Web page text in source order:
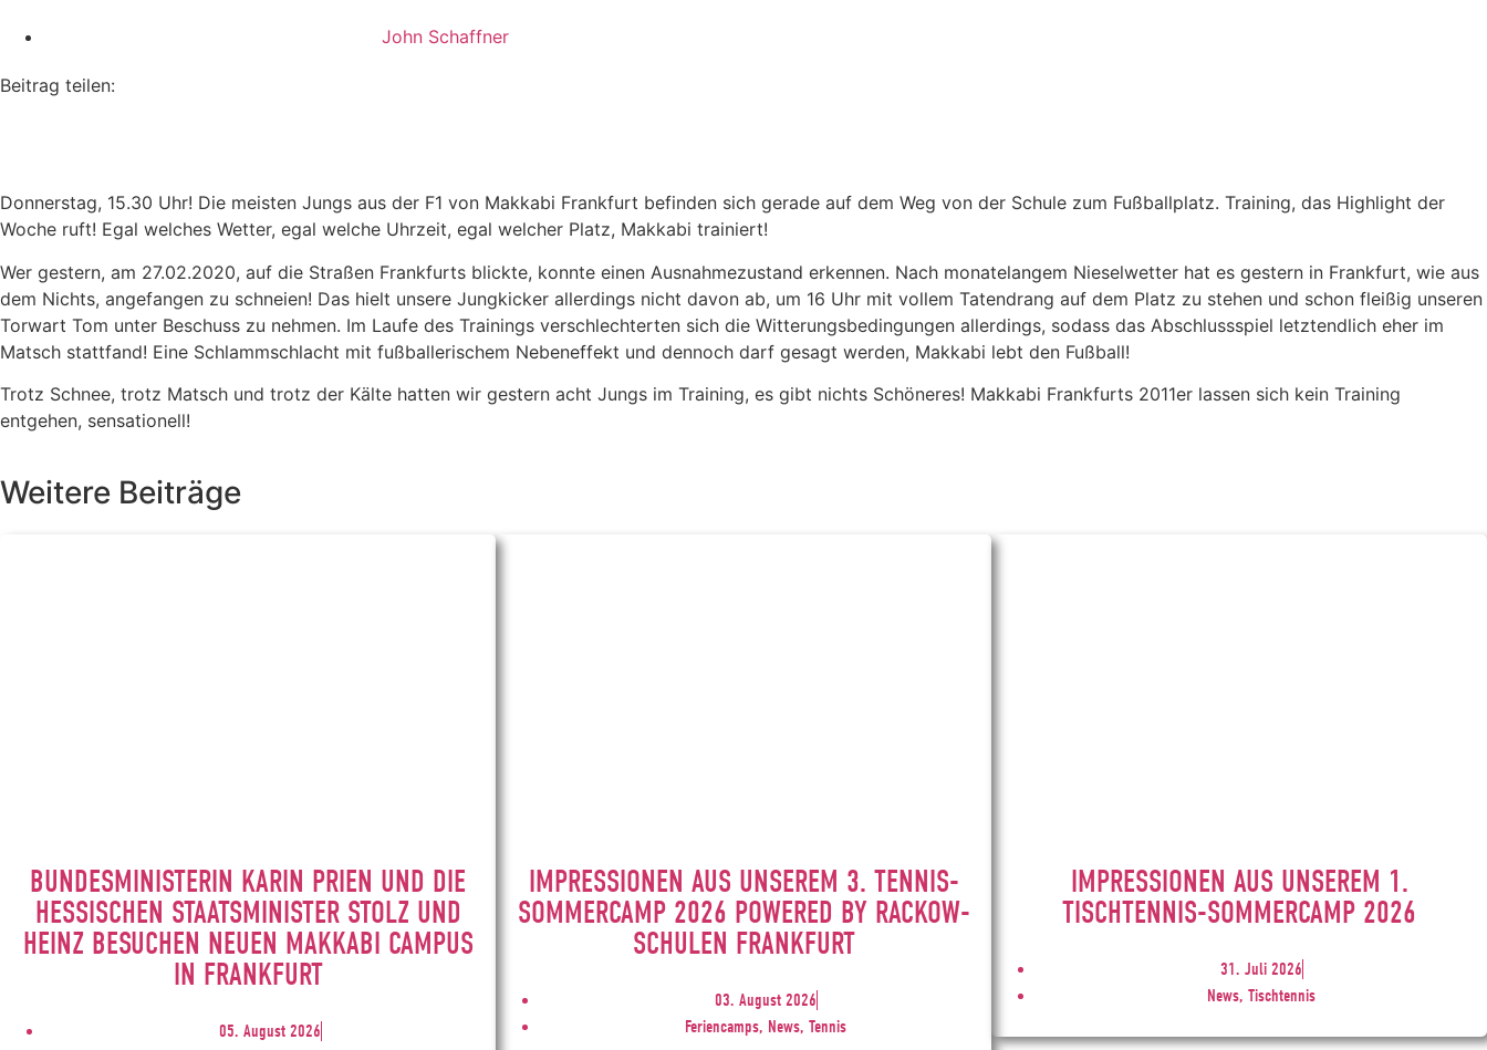
John Schaffner
Beitrag teilen:
Donnerstag, 15.30 Uhr! Die meisten Jungs aus der F1 von Makkabi Frankfurt befinden sich gerade auf dem Weg von der Schule zum Fußballplatz. Training, das Highlight der
Woche ruft! Egal welches Wetter, egal welche Uhrzeit, egal welcher Platz, Makkabi trainiert!
Wer gestern, am 27.02.2020, auf die Straßen Frankfurts blickte, konnte einen Ausnahmezustand erkennen. Nach monatelangem Nieselwetter hat es gestern in Frankfurt, wie aus
dem Nichts, angefangen zu schneien! Das hielt unsere Jungkicker allerdings nicht davon ab, um 16 Uhr mit vollem Tatendrang auf dem Platz zu stehen und schon fleißig unseren
Torwart Tom unter Beschuss zu nehmen. Im Laufe des Trainings verschlechterten sich die Witterungsbedingungen allerdings, sodass das Abschlussspiel letztendlich eher im
Matsch stattfand! Eine Schlammschlacht mit fußballerischem Nebeneffekt und dennoch darf gesagt werden, Makkabi lebt den Fußball!
Trotz Schnee, trotz Matsch und trotz der Kälte hatten wir gestern acht Jungs im Training, es gibt nichts Schöneres! Makkabi Frankfurts 2011er lassen sich kein Training
entgehen, sensationell!
Weitere Beiträge
BUNDESMINISTERIN KARIN PRIEN UND DIE
HESSISCHEN STAATSMINISTER STOLZ UND
HEINZ BESUCHEN NEUEN MAKKABI CAMPUS
IN FRANKFURT
05. August 2026
IMPRESSIONEN AUS UNSEREM 3. TENNIS-
SOMMERCAMP 2026 POWERED BY RACKOW-
SCHULEN FRANKFURT
03. August 2026
Feriencamps, News, Tennis
IMPRESSIONEN AUS UNSEREM 1.
TISCHTENNIS-SOMMERCAMP 2026
31. Juli 2026
News, Tischtennis